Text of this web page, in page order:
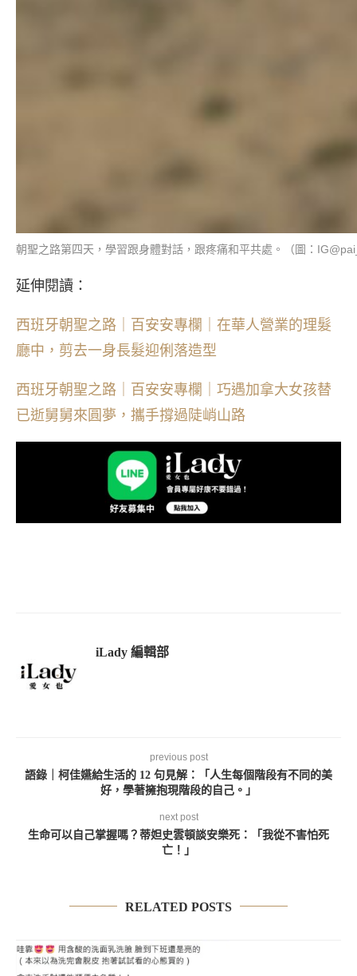
朝聖之路第四天，學習跟身體對話，跟疼痛和平共處。（圖：
延伸閱讀：
西班牙朝聖之路｜百安安專欄｜在華人營業的理髮
廳中，剪去一身長髮迎俐落造型
西班牙朝聖之路｜百安安專欄｜巧遇加拿大女孩替
已逝舅舅來圓夢，攜手撐過陡峭山路
iLady 編輯部
previous post
語錄｜柯佳嬿給生活的 12 句見解：「人生每個階段有不同的美
好，學著擁抱現階段的自己。」
next post
生命可以自己掌握嗎？蒂妲史雲頓談安樂死：「我從不害怕死
亡！」
RELATED POSTS